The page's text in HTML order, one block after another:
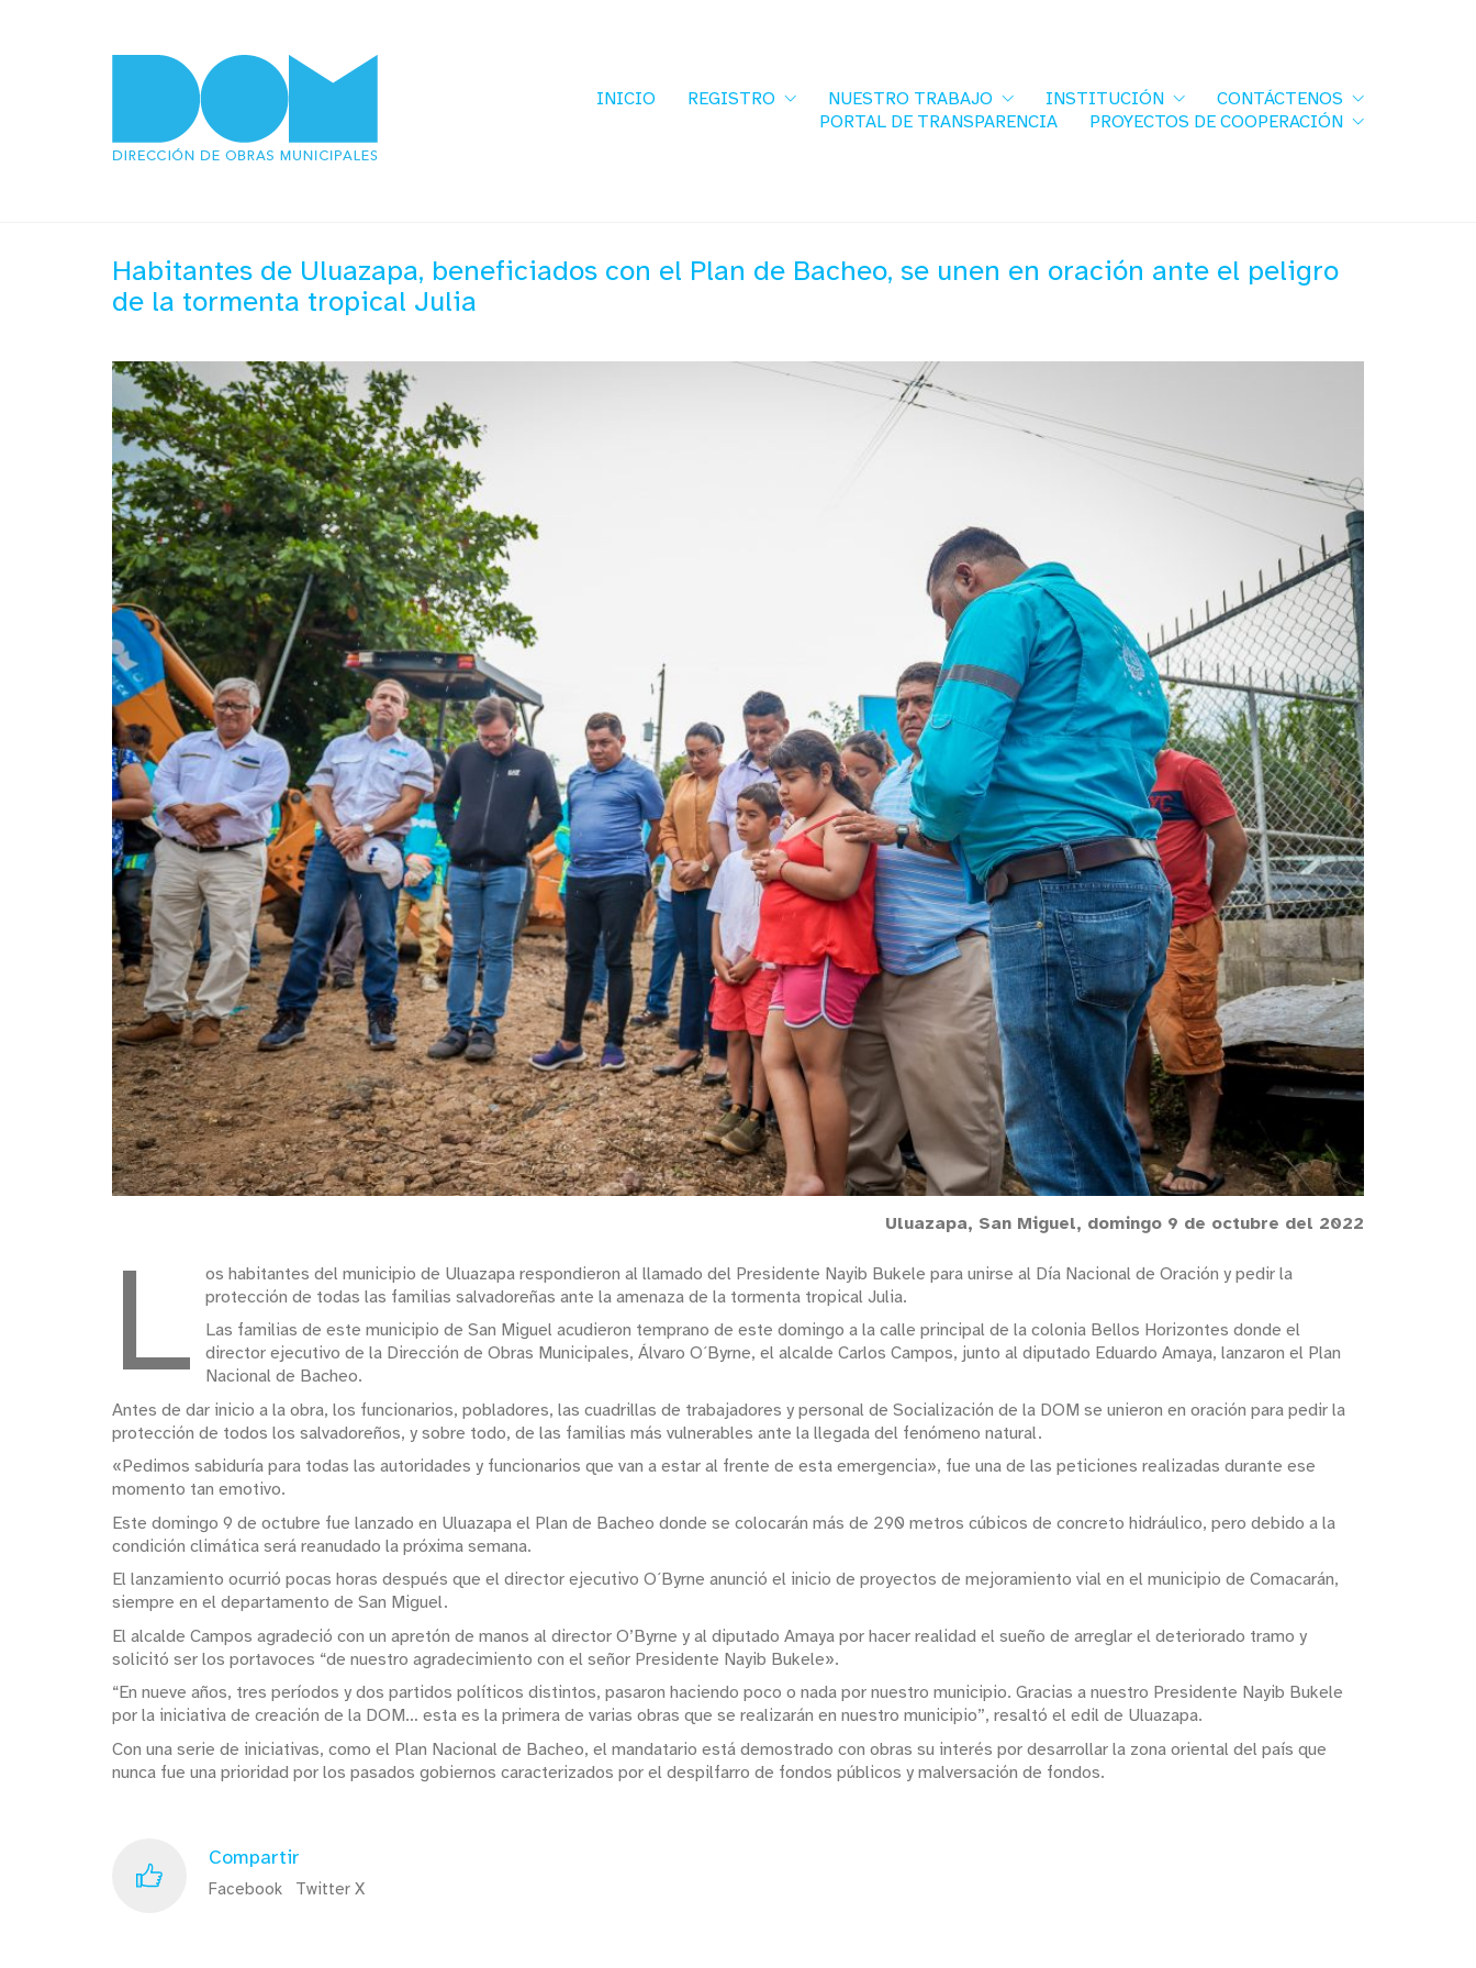
INICIO REGISTRO NUESTRO TRABAJO INSTITUCIÓN
CONTÁCTENOS
PORTAL DE TRANSPARENCIA
PROYECTOS DE COOPERACIÓN
Habitantes de Uluazapa, beneficiados con el Plan de Bacheo, se unen en oración ante el peligro
de la tormenta tropical Julia
Uluazapa, San Miguel, domingo 9 de octubre del 2022
L
os habitantes del municipio de Uluazapa respondieron al llamado del Presidente Nayib Bukele para unirse al Día Nacional de Oración y pedir la
protección de todas las familias salvadoreñas ante la amenaza de la tormenta tropical Julia.
Las familias de este municipio de San Miguel acudieron temprano de este domingo a la calle principal de la colonia Bellos Horizontes donde el
director ejecutivo de la Dirección de Obras Municipales, Álvaro O´Byrne, el alcalde Carlos Campos, junto al diputado Eduardo Amaya, lanzaron el Plan
Nacional de Bacheo.
Antes de dar inicio a la obra, los funcionarios, pobladores, las cuadrillas de trabajadores y personal de Socialización de la DOM se unieron en oración para pedir la
protección de todos los salvadoreños, y sobre todo, de las familias más vulnerables ante la llegada del fenómeno natural.
«Pedimos sabiduría para todas las autoridades y funcionarios que van a estar al frente de esta emergencia», fue una de las peticiones realizadas durante ese
momento tan emotivo.
Este domingo 9 de octubre fue lanzado en Uluazapa el Plan de Bacheo donde se colocarán más de 290 metros cúbicos de concreto hidráulico, pero debido a la
condición climática será reanudado la próxima semana.
El lanzamiento ocurrió pocas horas después que el director ejecutivo O´Byrne anunció el inicio de proyectos de mejoramiento vial en el municipio de Comacarán,
siempre en el departamento de San Miguel.
El alcalde Campos agradeció con un apretón de manos al director O’Byrne y al diputado Amaya por hacer realidad el sueño de arreglar el deteriorado tramo y
solicitó ser los portavoces “de nuestro agradecimiento con el señor Presidente Nayib Bukele».
“En nueve años, tres períodos y dos partidos políticos distintos, pasaron haciendo poco o nada por nuestro municipio. Gracias a nuestro Presidente Nayib Bukele
por la iniciativa de creación de la DOM… esta es la primera de varias obras que se realizarán en nuestro municipio”, resaltó el edil de Uluazapa.
Con una serie de iniciativas, como el Plan Nacional de Bacheo, el mandatario está demostrado con obras su interés por desarrollar la zona oriental del país que
nunca fue una prioridad por los pasados gobiernos caracterizados por el despilfarro de fondos públicos y malversación de fondos.
Compartir
Facebook Twitter X